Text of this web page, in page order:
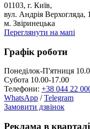
01103, г. Київ,
вул. Андрія Верхогляда,
м. Звіринецька
Переглянути на мапі
Графік роботи
Понеділок-П'ятниця
Субота 10.00-17.00
Телефони: +38 044 22
WhatsApp /Telegram
Замовити дзвінок
Реклама в